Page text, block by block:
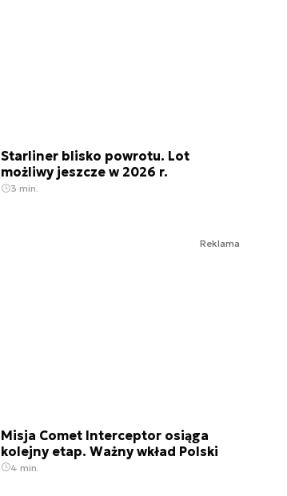
Starliner blisko powrotu. Lot
możliwy jeszcze w 2026 r.
3 min.
Reklama
Misja Comet Interceptor osiąga
kolejny etap. Ważny wkład Polski
4 min.